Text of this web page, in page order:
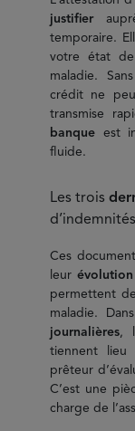
justifier
temporaire.
votre état
maladie.
crédit ne
transmise
banque est
fluide.
Les trois
Ces
leur
permettent
maladie.
journalières,
tiennent lieu
prêteur
C’est une
charge de